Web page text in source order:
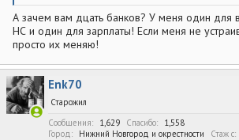
А зачем вам дцать банков? У меня один для
НС и один для зарплаты! Если меня не
просто их меняю!
Enk70
Старожил
Сообщения
1,629 Спасибо
1,558
Город
Нижний Новгород и окрестности Стаж c